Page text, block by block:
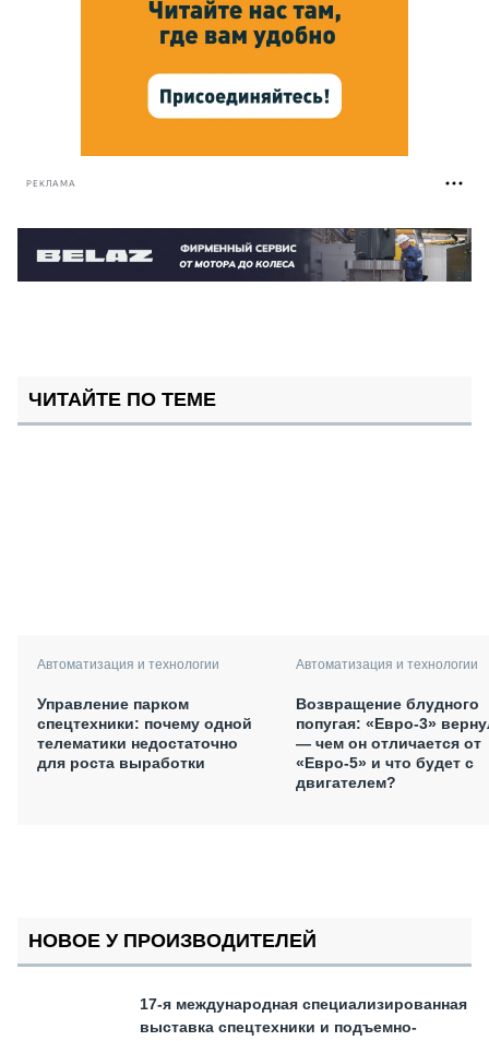
РЕКЛАМА
ЧИТАЙТЕ ПО ТЕМЕ
Автоматизация и технологии
Управление парком
спецтехники: почему одной
телематики недостаточно
для роста выработки
Автоматизация и технологии
Возвращение блудного
попугая: «Евро-3»
— чем он отличается от
«Евро-5» и что будет с
двигателем?
НОВОЕ У ПРОИЗВОДИТЕЛЕЙ
17-я международная специализированная
выставка спецтехники и подъемно-